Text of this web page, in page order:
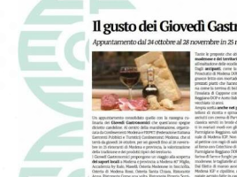
SERVIZI
GIOVEDÌ GASTRONOMICI
COMUNICATI E NEWS
CONTATTI